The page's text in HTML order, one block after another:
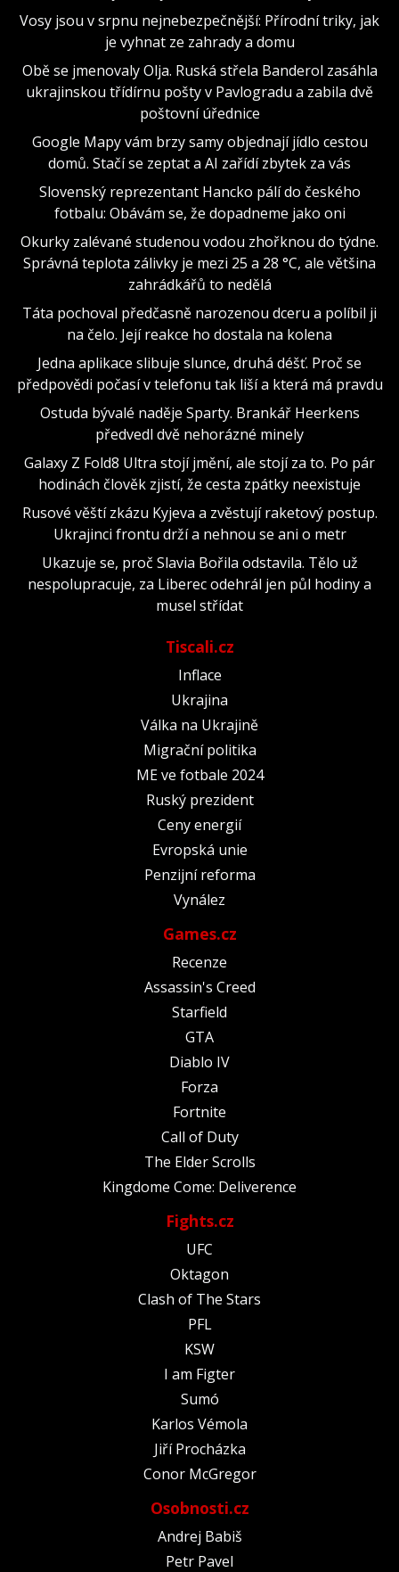
Vosy jsou v srpnu nejnebezpečnější: Přírodní triky, jak
je vyhnat ze zahrady a domu
Obě se jmenovaly Olja. Ruská střela Banderol zasáhla
ukrajinskou třídírnu pošty v Pavlogradu a zabila dvě
poštovní úřednice
Google Mapy vám brzy samy objednají jídlo cestou
domů. Stačí se zeptat a AI zařídí zbytek za vás
Slovenský reprezentant Hancko pálí do českého
fotbalu: Obávám se, že dopadneme jako oni
Okurky zalévané studenou vodou zhořknou do týdne.
Správná teplota zálivky je mezi 25 a 28 °C, ale většina
zahrádkářů to nedělá
Táta pochoval předčasně narozenou dceru a políbil ji
na čelo. Její reakce ho dostala na kolena
Jedna aplikace slibuje slunce, druhá déšť. Proč se
předpovědi počasí v telefonu tak liší a která má pravdu
Ostuda bývalé naděje Sparty. Brankář Heerkens
předvedl dvě nehorázné minely
Galaxy Z Fold8 Ultra stojí jmění, ale stojí za to. Po pár
hodinách člověk zjistí, že cesta zpátky neexistuje
Rusové věští zkázu Kyjeva a zvěstují raketový postup.
Ukrajinci frontu drží a nehnou se ani o metr
Ukazuje se, proč Slavia Bořila odstavila. Tělo už
nespolupracuje, za Liberec odehrál jen půl hodiny a
musel střídat
Tiscali.cz
Inflace
Ukrajina
Válka na Ukrajině
Migrační politika
ME ve fotbale 2024
Ruský prezident
Ceny energií
Evropská unie
Penzijní reforma
Vynález
Games.cz
Recenze
Assassin's Creed
Starfield
GTA
Diablo IV
Forza
Fortnite
Call of Duty
The Elder Scrolls
Kingdome Come: Deliverence
Fights.cz
UFC
Oktagon
Clash of The Stars
PFL
KSW
I am Figter
Sumó
Karlos Vémola
Jiří Procházka
Conor McGregor
Osobnosti.cz
Andrej Babiš
Petr Pavel